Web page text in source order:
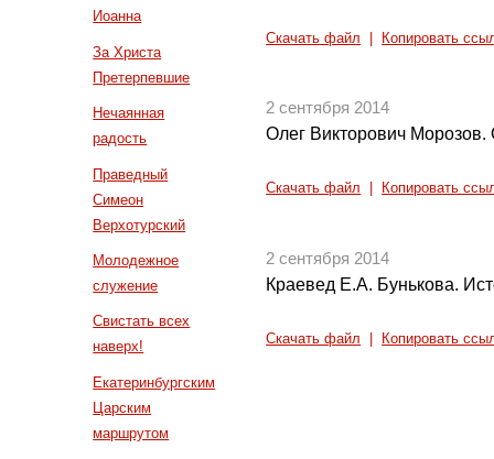
Иоанна
За Христа
Претерпевшие
Нечаянная
радость
Праведный
Симеон
Верхотурский
Молодежное
служение
Свистать всех
наверх!
Екатеринбургским
Царским
маршрутом
Скачать файл Копировать
2 сентября 2014
Олег Викторович Морозов.
Скачать файл Копировать
2 сентября 2014
Краевед Е.А. Бунькова.
Скачать файл Копировать